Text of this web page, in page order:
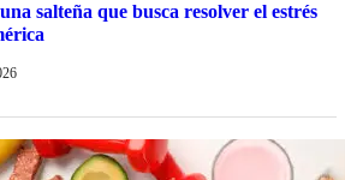
salteña que busca resolver el estrés